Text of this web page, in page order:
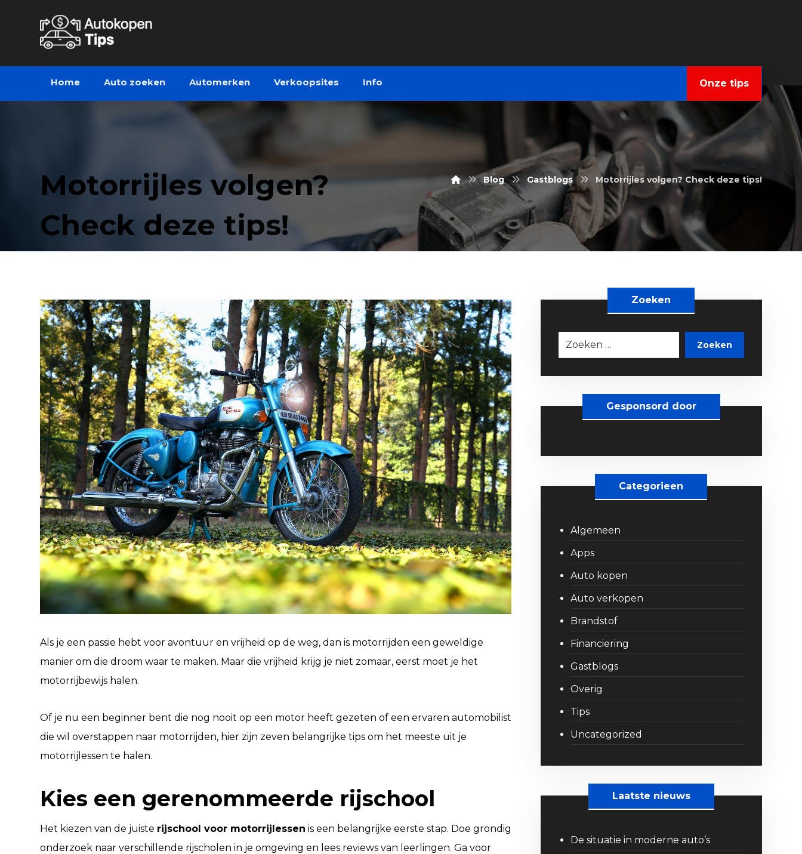
Home Auto zoeken Automerken Verkoopsites Info Onze tips
Motorrijles volgen?
Check deze tips!
Blog Gastblogs Motorrijles volgen? Check deze tips!
Als je een passie hebt voor avontuur en vrijheid op de weg, dan is motorrijden een geweldige
manier om die droom waar te maken. Maar die vrijheid krijg je niet zomaar, eerst moet je het
motorrijbewijs halen.
Of je nu een beginner bent die nog nooit op een motor heeft gezeten of een ervaren automobilist
die wil overstappen naar motorrijden, hier zijn zeven belangrijke tips om het meeste uit je
motorrijlessen te halen.
Kies een gerenommeerde rijschool
Het kiezen van de juiste rijschool voor motorrijlessen is een belangrijke eerste stap. Doe grondig
onderzoek naar verschillende rijscholen in je omgeving en lees reviews van leerlingen. Ga voor
Zoeken
Zoeken
Gesponsord door
Categorieen
Algemeen
Apps
Auto kopen
Auto verkopen
Brandstof
Financiering
Gastblogs
Overig
Tips
Uncategorized
Laatste nieuws
De situatie in moderne auto’s